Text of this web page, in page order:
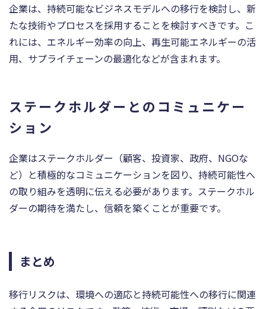
企業は、持続可能なビジネスモデルへの移行を検討し、新
たな技術やプロセスを採用することを検討すべきです。こ
れには、エネルギー効率の向上、再生可能エネルギーの活
用、サプライチェーンの最適化などが含まれます。
ステークホルダーとのコミュニケー
ション
企業はステークホルダー（顧客、投資家、政府、NGOな
ど）と積極的なコミュニケーションを図り、持続可能性へ
の取り組みを透明に伝える必要があります。ステークホル
ダーの期待を満たし、信頼を築くことが重要です。
まとめ
移行リスクは、環境への適応と持続可能性への移行に関連